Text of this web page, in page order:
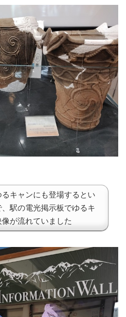
るキャンにも登場するとい
、駅の電光掲示板でゆるキ
が流れていました